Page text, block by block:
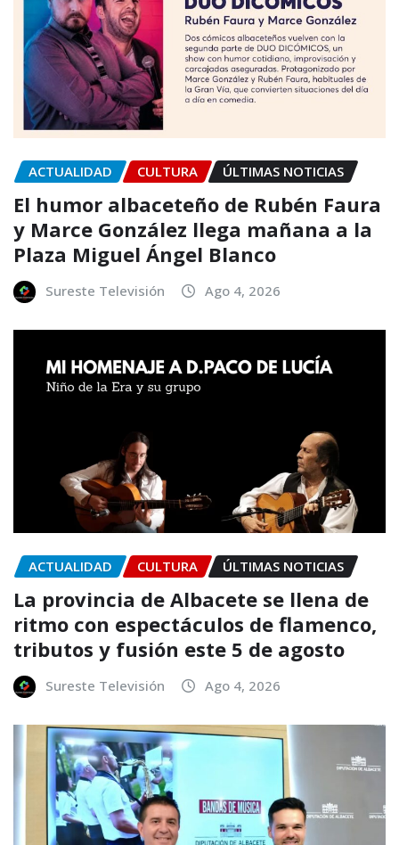
ACTUALIDAD CULTURA ÚLTIMAS NOTICIAS
El humor albaceteño de Rubén Faura
y Marce González llega mañana a la
Plaza Miguel Ángel Blanco
Sureste Televisión Ago 4, 2026
ACTUALIDAD CULTURA ÚLTIMAS NOTICIAS
La provincia de Albacete se llena de
ritmo con espectáculos de flamenco,
tributos y fusión este 5 de agosto
Sureste Televisión Ago 4, 2026